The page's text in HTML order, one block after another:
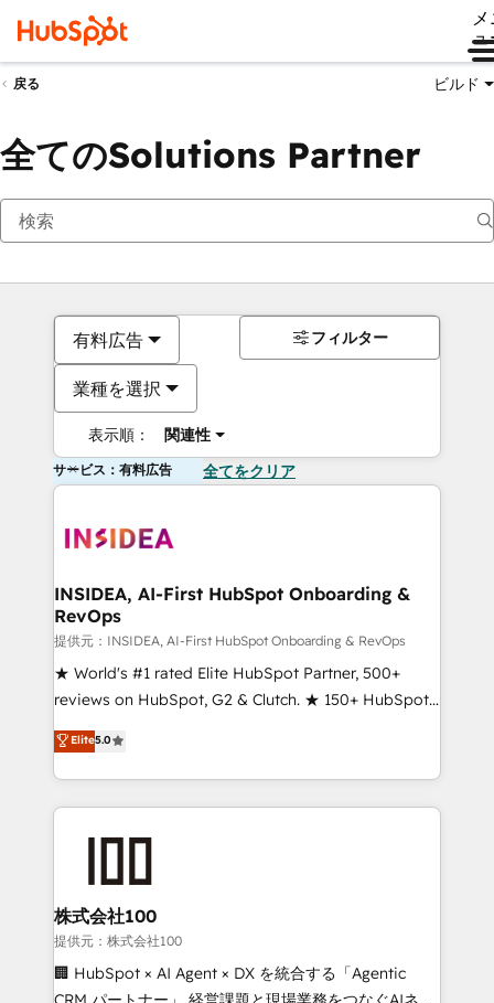
ュ
戻る ビルド
全てのSolutions Partner
有料広告
業種を選択
表示順： 関連性
フィルター
サービス：有料広告 全てをクリア
INSIDEA, AI-First HubSpot Onboarding &
RevOps
提供元：INSIDEA, AI-First HubSpot Onboarding & RevOps
★ World's #1 rated Elite HubSpot Partner, 500+
reviews on HubSpot, G2 & Clutch. ★ 150+ HubSpot
Certified Experts & Trainers across the team ★
1,500+ implementations across five continents ★ AI-
First, RevOps-led, Onboarding obsessed ★
Company of the Year 2024/25 INSIDEA helps
and build AI-powered workflows that drive adoption
from week one, in your time zone. What we do ➤
Onboarding: Live in weeks, with workflows built
around your business, not a template. ➤ Migration:
Move from any legacy CRM. Zero downtime, full data
Elite5.0
株式会社100
提供元：株式会社100
🏢 HubSpot × AI Agent × DX を統合する「Agentic